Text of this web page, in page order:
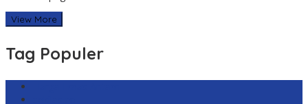
View More
Tag Populer